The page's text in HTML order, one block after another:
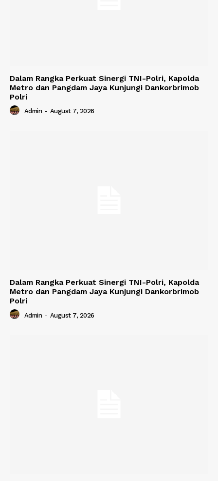
Dalam Rangka Perkuat Sinergi TNI-Polri, Kapolda
Metro dan Pangdam Jaya Kunjungi Dankorbrimob
Polri
Admin - August 7, 2026
Dalam Rangka Perkuat Sinergi TNI-Polri, Kapolda
Metro dan Pangdam Jaya Kunjungi Dankorbrimob
Polri
Admin - August 7, 2026